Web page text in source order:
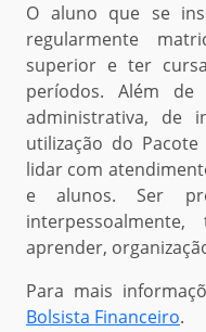
O aluno que se
regularmente
superior e ter
períodos. Além
administrativa, de
utilização do
lidar com
e alunos. Ser
aprender,
Para mais
Bolsista Financeiro.